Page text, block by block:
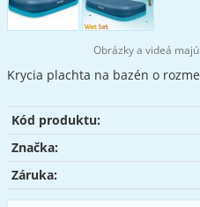
Obrázky a videá
Krycia plachta na bazén o
Kód produktu:
Značka:
Záruka: